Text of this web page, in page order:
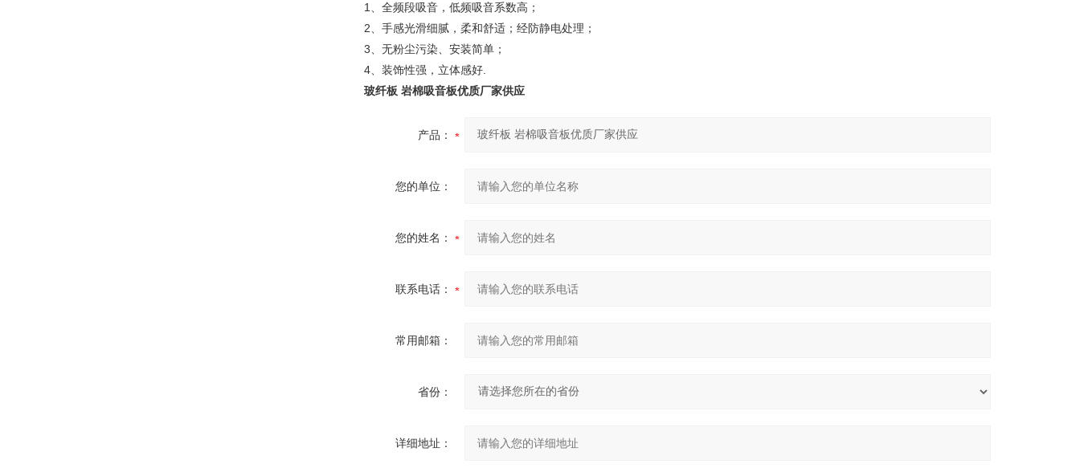
1、全频段吸音，低频吸音系数高；
2、手感光滑细腻，柔和舒适；经防静电处理；
3、无粉尘污染、安装简单；
4、装饰性强，立体感好.
玻纤板 岩棉吸音板优质厂家供应
产品：
您的单位：
您的姓名：
联系电话：
常用邮箱：
省份：
详细地址：